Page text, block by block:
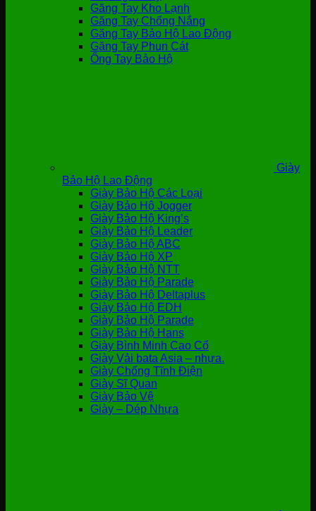
Găng Tay Kho Lạnh
Găng Tay Chống Nắng
Găng Tay Bảo Hộ Lao Động
Găng Tay Phun Cát
Ống Tay Bảo Hộ
Giày
Bảo Hộ Lao Động
Giày Bảo Hộ Các Loại
Giày Bảo Hộ Jogger
Giày Bảo Hộ King’s
Giày Bảo Hộ Leader
Giày Bảo Hộ ABC
Giày Bảo Hộ XP
Giày Bảo Hộ NTT
Giày Bảo Hộ Parade
Giày Bảo Hộ Deltaplus
Giày Bảo Hộ EDH
Giày Bảo Hộ Parade
Giày Bảo Hộ Hans
Giày Bình Minh Cao Cổ
Giày Vải bata Asia – nhựa.
Giày Chống Tĩnh Điện
Giày Sĩ Quan
Giày Bảo Vệ
Giày – Dép Nhựa